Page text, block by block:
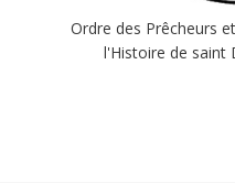
Ordre des Prêcheurs
l'Histoire de saint